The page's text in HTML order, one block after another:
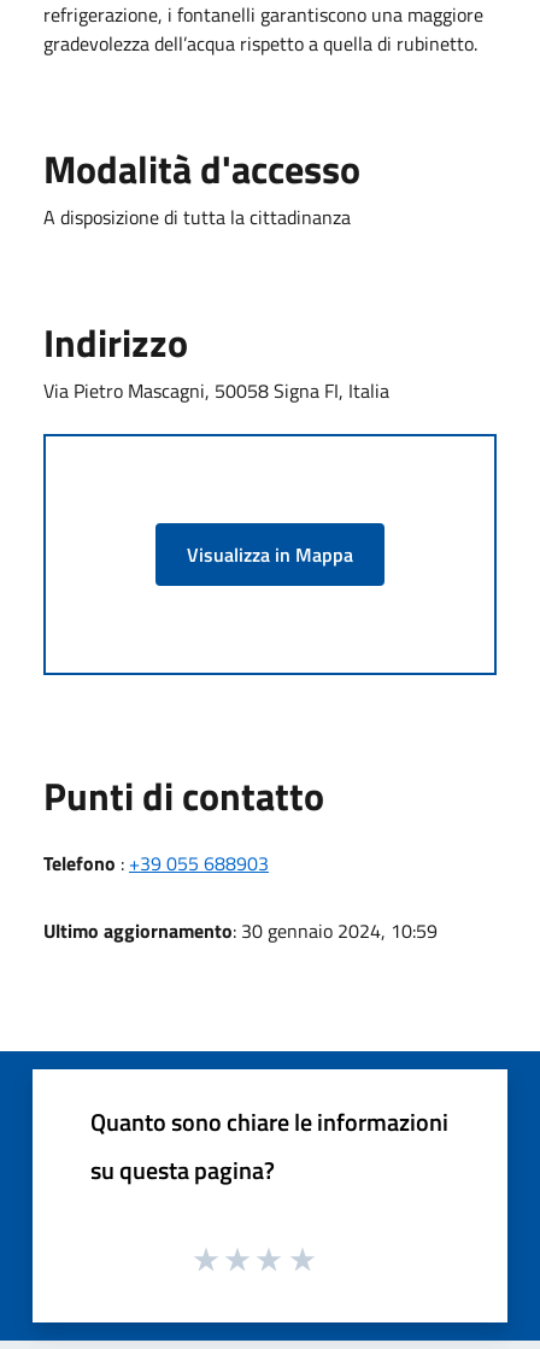
refrigerazione, i fontanelli garantiscono una maggiore
gradevolezza dell’acqua rispetto a quella di rubinetto.
Modalità d'accesso
A disposizione di tutta la cittadinanza
Indirizzo
Via Pietro Mascagni, 50058 Signa FI, Italia
Visualizza in Mappa
Punti di contatto
Telefono : +39 055 688903
Ultimo aggiornamento: 30 gennaio 2024, 10:59
Quanto sono chiare le informazioni
su questa pagina?